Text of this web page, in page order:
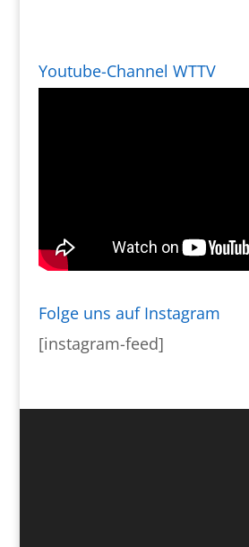
Youtube-Channel WTTV
Folge uns auf Instagram
[instagram-feed]